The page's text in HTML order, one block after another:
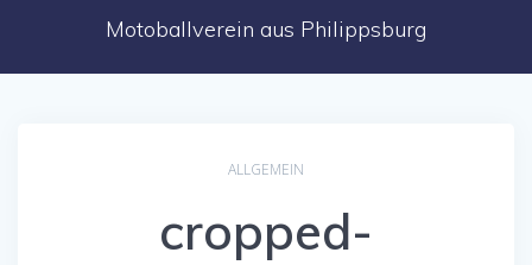
Motoballverein aus Philippsburg
ALLGEMEIN
cropped-